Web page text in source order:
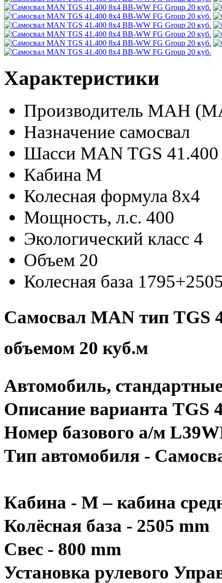
Характеристики
Производитель МАН
Назначение самосвал
Шасси MAN TGS 41.400
Кабина М
Колесная формула 8x4
Мощность, л.с. 400
Экологический класс 4
Объем 20
Колесная база
Самосвал MAN тип TGS
объемом 20 куб.м
Автомобиль,
Описание варианта TGS
Номер базового а/м
Тип автомобиля -
Кабина - M – кабина
Колёсная база - 2505 mm
Свес - 800 mm
Установка